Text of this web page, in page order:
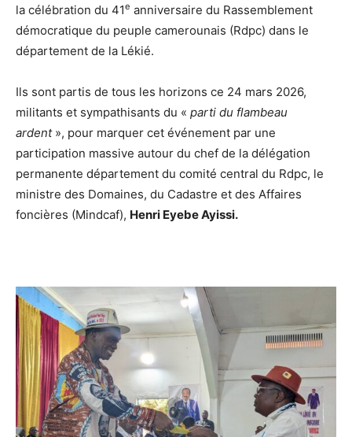
la célébration du 41e anniversaire du Rassemblement
démocratique du peuple camerounais (Rdpc) dans le
département de la Lékié.
Ils sont partis de tous les horizons ce 24 mars 2026,
militants et sympathisants du « parti du flambeau
ardent», pour marquer cet événement par une
participation massive autour du chef de la délégation
permanente département du comité central du Rdpc, le
ministre des Domaines, du Cadastre et des Affaires
foncières (Mindcaf), Henri Eyebe Ayissi.